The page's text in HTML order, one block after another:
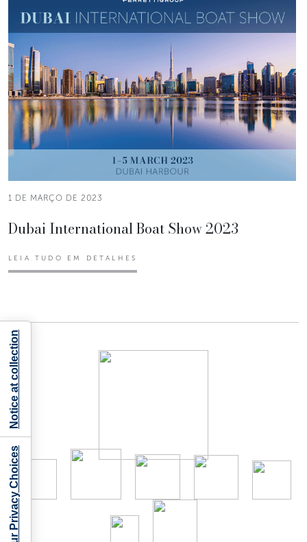
1 DE MARÇO DE 2023
Dubai International Boat Show 2023
LEIA TUDO EM DETALHES
Your Privacy Choices
Notice at collection